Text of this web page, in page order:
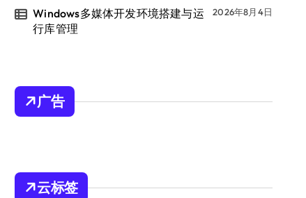
Windows多媒体开发环境搭建与运
行库管理
2026年8月4日
广告
云标签